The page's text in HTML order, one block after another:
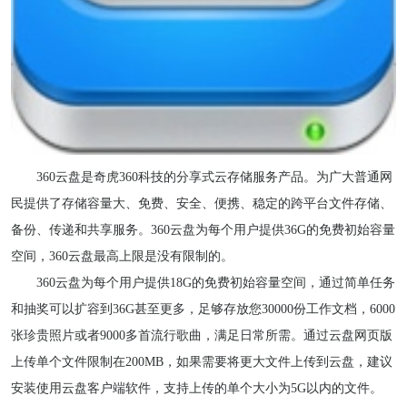
360云盘是奇虎360科技的分享式云存储服务产品。为广大普通网
民提供了存储容量大、免费、安全、便携、稳定的跨平台文件存储、
备份、传递和共享服务。360云盘为每个用户提供36G的免费初始容量
空间，360云盘最高上限是没有限制的。
360云盘为每个用户提供18G的免费初始容量空间，通过简单任务
和抽奖可以扩容到36G甚至更多，足够存放您30000份工作文档，6000
张珍贵照片或者9000多首流行歌曲，满足日常所需。通过云盘网页版
上传单个文件限制在200MB，如果需要将更大文件上传到云盘，建议
安装使用云盘客户端软件，支持上传的单个大小为5G以内的文件。